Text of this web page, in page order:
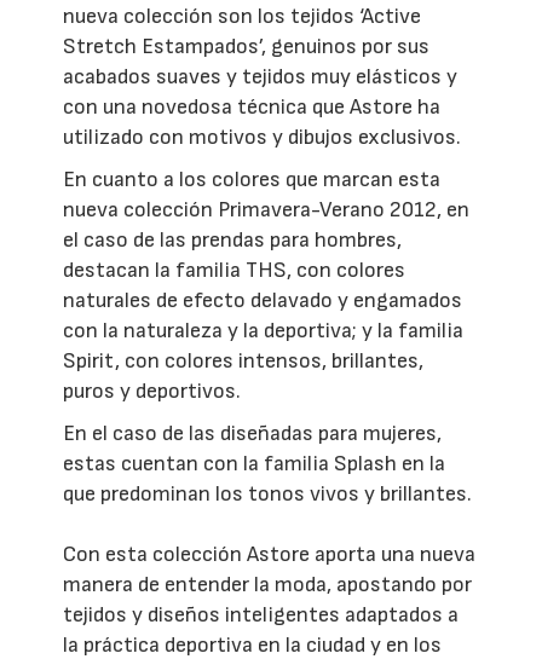
nueva colección son los tejidos ‘Active
Stretch Estampados’, genuinos por sus
acabados suaves y tejidos muy elásticos y
con una novedosa técnica que Astore ha
utilizado con motivos y dibujos exclusivos.
En cuanto a los colores que marcan esta
nueva colección Primavera-Verano 2012, en
el caso de las prendas para hombres,
destacan la familia THS, con colores
naturales de efecto delavado y engamados
con la naturaleza y la deportiva; y la familia
Spirit, con colores intensos, brillantes,
puros y deportivos.
En el caso de las diseñadas para mujeres,
estas cuentan con la familia Splash en la
que predominan los tonos vivos y brillantes.
Con esta colección Astore aporta una nueva
manera de entender la moda, apostando por
tejidos y diseños inteligentes adaptados a
la práctica deportiva en la ciudad y en los